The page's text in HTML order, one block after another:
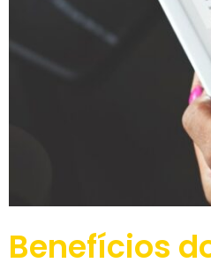
Benefícios